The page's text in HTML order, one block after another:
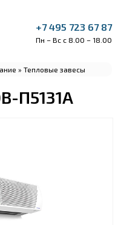
+7 495 723 67 87
Пн – Вс с 8.00 – 18.00
» Тепловые завесы
П5131А